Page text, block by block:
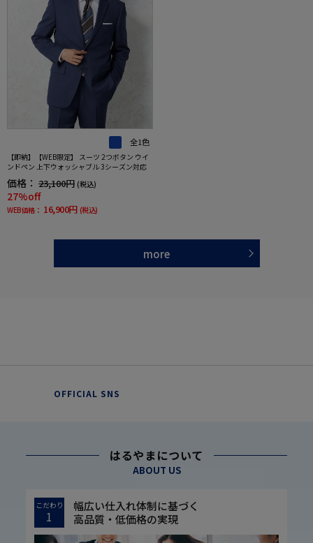
全1色
【即納】【WEB限定】 スーツ 2つボタン ウイ
ンドペン 上下ウォッシャブル 3シーズン対応
価格： 23,100円 (税込)
27%off
WEB価格： 16,900円 (税込)
more
OFFICIAL SNS
はるやまについて
ABOUT US
こだわり
1
幅広い仕入れ体制に基づく
高品質・低価格の実現